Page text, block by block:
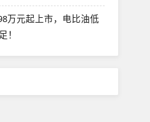
万元起上市，电比油低
！